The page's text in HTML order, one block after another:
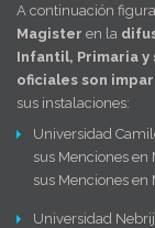
A continuación
Magister en la
Infantil, Primaria y
oficiales son
sus instalaciones:
Universidad
sus Menciones en
sus Menciones en
Universidad